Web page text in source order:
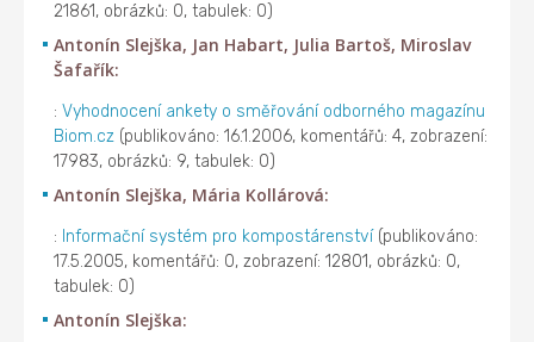
21861, obrázků: 0, tabulek: 0)
Antonín Slejška, Jan Habart, Julia Bartoš, Miroslav
Šafařík:
:Vyhodnocení ankety o směřování odborného magazínu
Biom.cz (publikováno: 16.1.2006, komentářů: 4, zobrazení:
17983, obrázků: 9, tabulek: 0)
Antonín Slejška, Mária Kollárová:
: Informační systém pro kompostárenství(publikováno:
17.5.2005, komentářů: 0, zobrazení: 12801, obrázků: 0,
tabulek: 0)
Antonín Slejška: